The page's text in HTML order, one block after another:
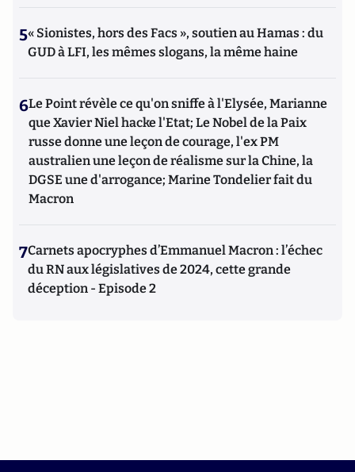
5« Sionistes, hors des Facs », soutien au Hamas : du
GUD à LFI, les mêmes slogans, la même haine
6Le Point révèle ce qu'on sniffe à l'Elysée, Marianne
que Xavier Niel hacke l'Etat; Le Nobel de la Paix
russe donne une leçon de courage, l'ex PM
australien une leçon de réalisme sur la Chine, la
DGSE une d'arrogance; Marine Tondelier fait du
Macron
7Carnets apocryphes d’Emmanuel Macron : l’échec
du RN aux législatives de 2024, cette grande
déception - Episode 2